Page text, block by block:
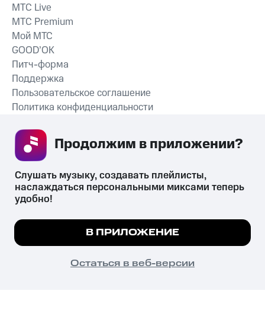
СКАЧАТЬ ПРИЛОЖЕНИЕ
MTС Live
MTС Premium
Мой МТС
GOOD’OK
Питч-форма
Поддержка
Пользовательское соглашение
Политика конфиденциальности
психотропных веществ, их аналогов причиняет вред здоровью,
их незаконный оборот запрещён и влечёт установленную
законодательством ответственность.
© 2026 ООО «КИОН».
Все права защищены
Мы используем куки, чтобы на сайте все
Подробнее
ПОНЯТНО
Слушать музыку, создавать плейлисты,
наслаждаться персональными миксами теперь
удобно!
В ПРИЛОЖЕНИЕ
Остаться в веб-версии